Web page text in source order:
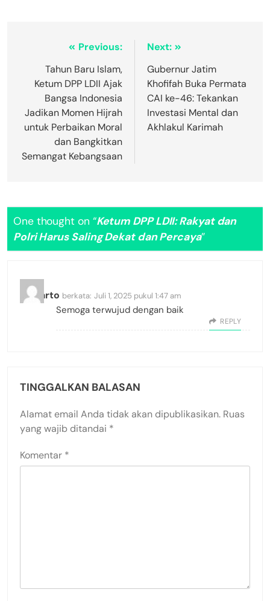
Previous:
Tahun Baru Islam,
Ketum DPP LDII Ajak
Bangsa Indonesia
Jadikan Momen Hijrah
untuk Perbaikan Moral
dan Bangkitkan
Semangat Kebangsaan
Next:
Gubernur Jatim
Khofifah Buka Permata
CAI ke-46: Tekankan
Investasi Mental dan
Akhlakul Karimah
One thought on “Ketum DPP LDII: Rakyat dan
Polri Harus Saling Dekat dan Percaya”
Suwarto berkata: Juli 1, 2025 pukul 1:47 am
Semoga terwujud dengan baik
REPLY
TINGGALKAN BALASAN
Alamat email Anda tidak akan dipublikasikan. Ruas
yang wajib ditandai *
Komentar *